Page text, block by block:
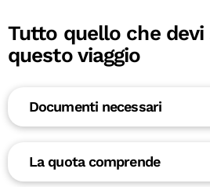
Tutto quello che devi
questo viaggio
Documenti necessari
La quota comprende